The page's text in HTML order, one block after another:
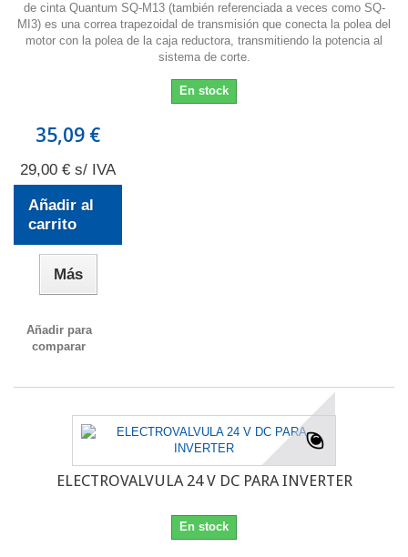
de cinta Quantum SQ-M13 (también referenciada a veces como SQ-
MI3) es una correa trapezoidal de transmisión que conecta la polea del
motor con la polea de la caja reductora, transmitiendo la potencia al
sistema de corte.
En stock
35,09 €
29,00 € s/ IVA
Añadir al
carrito
Más
Añadir para
comparar
ELECTROVALVULA 24 V DC PARA INVERTER
En stock